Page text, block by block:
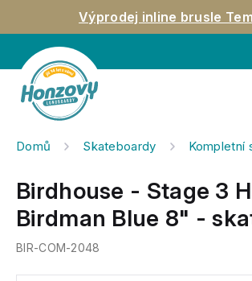
obsah
Výprodej inline brusle
Domů Skateboardy Kompletní
Birdhouse - Stage 3
Birdman Blue 8" -
BIR-COM-2048